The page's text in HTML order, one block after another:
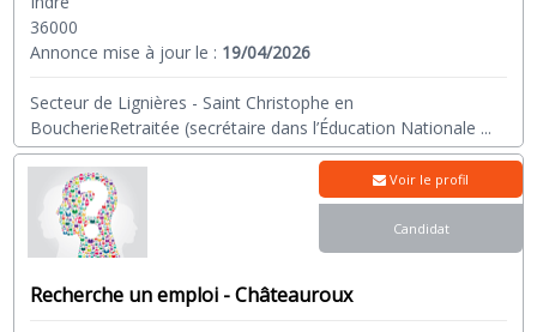
36000
Annonce mise à jour le : 19/04/2026
Secteur de Lignières - Saint Christophe en
BoucherieRetraitée (secrétaire dans l’Éducation Nationale ...
Recherche un emploi - Châteauroux
Voir le profil
Candidat